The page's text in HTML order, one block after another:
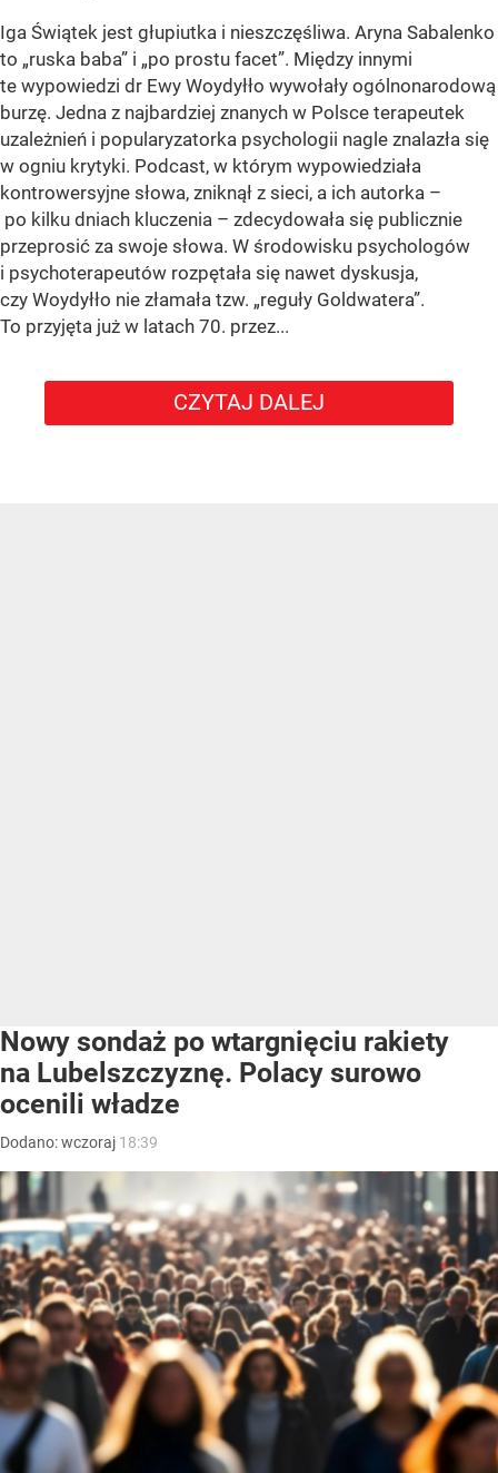
Iga Świątek jest głupiutka i nieszczęśliwa. Aryna Sabalenko
to „ruska baba” i „po prostu facet”. Między innymi
te wypowiedzi dr Ewy Woydyłło wywołały ogólnonarodową
burzę. Jedna z najbardziej znanych w Polsce terapeutek
uzależnień i popularyzatorka psychologii nagle znalazła się
w ogniu krytyki. Podcast, w którym wypowiedziała
kontrowersyjne słowa, zniknął z sieci, a ich autorka –
po kilku dniach kluczenia – zdecydowała się publicznie
przeprosić za swoje słowa. W środowisku psychologów
i psychoterapeutów rozpętała się nawet dyskusja,
czy Woydyłło nie złamała tzw. „reguły Goldwatera”.
To przyjęta już w latach 70. przez...
CZYTAJ DALEJ
Nowy sondaż po wtargnięciu rakiety
na Lubelszczyznę. Polacy surowo
ocenili władze
Dodano:wczoraj 18:39